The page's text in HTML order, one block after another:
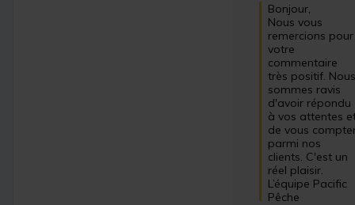
Bonjour,
Nous vous
remercions pour
votre
commentaire
très positif.
sommes ravis
d'avoir répondu
à vos attentes
de vous
parmi nos
clients. C'est un
réel plaisir.
L’équipe Pacific
Pêche